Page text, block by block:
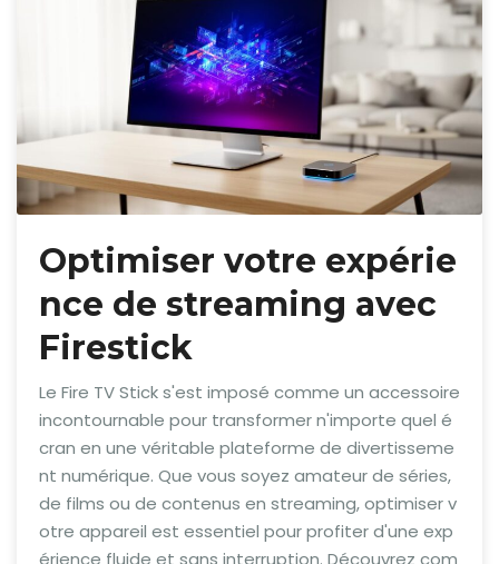
Optimiser votre expérie
nce de streaming avec
Firestick
Le Fire TV Stick s'est imposé comme un accessoire
incontournable pour transformer n'importe quel é
cran en une véritable plateforme de divertisseme
nt numérique. Que vous soyez amateur de séries,
de films ou de contenus en streaming, optimiser v
otre appareil est essentiel pour profiter d'une exp
érience fluide et sans interruption. Découvrez com